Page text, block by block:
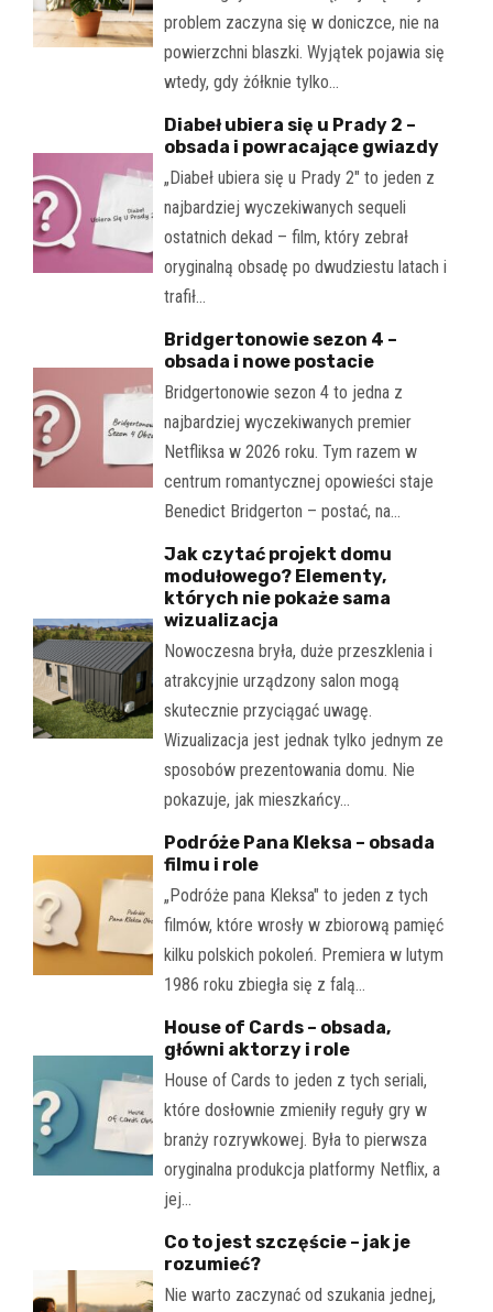
problem zaczyna się w doniczce, nie na
powierzchni blaszki. Wyjątek pojawia się
wtedy, gdy żółknie tylko…
Diabeł ubiera się u Prady 2 –
obsada i powracające gwiazdy
„Diabeł ubiera się u Prady 2" to jeden z
najbardziej wyczekiwanych sequeli
ostatnich dekad – film, który zebrał
oryginalną obsadę po dwudziestu latach i
trafił…
Bridgertonowie sezon 4 –
obsada i nowe postacie
Bridgertonowie sezon 4 to jedna z
najbardziej wyczekiwanych premier
Netfliksa w 2026 roku. Tym razem w
centrum romantycznej opowieści staje
Benedict Bridgerton – postać, na…
Jak czytać projekt domu
modułowego? Elementy,
których nie pokaże sama
wizualizacja
Nowoczesna bryła, duże przeszklenia i
atrakcyjnie urządzony salon mogą
skutecznie przyciągać uwagę.
Wizualizacja jest jednak tylko jednym ze
sposobów prezentowania domu. Nie
pokazuje, jak mieszkańcy…
Podróże Pana Kleksa – obsada
filmu i role
„Podróże pana Kleksa" to jeden z tych
filmów, które wrosły w zbiorową pamięć
kilku polskich pokoleń. Premiera w lutym
1986 roku zbiegła się z falą…
House of Cards – obsada,
główni aktorzy i role
House of Cards to jeden z tych seriali,
które dosłownie zmieniły reguły gry w
branży rozrywkowej. Była to pierwsza
oryginalna produkcja platformy Netflix, a
jej…
Co to jest szczęście – jak je
rozumieć?
Nie warto zaczynać od szukania jednej,